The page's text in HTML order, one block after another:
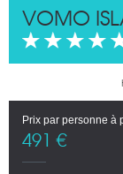
VOMO
Prix par personne à
491 €